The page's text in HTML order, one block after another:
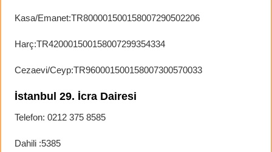
Kasa/Emanet:TR800001500158007290502206
Harç:TR420001500158007299354334
Cezaevi/Ceyp:TR960001500158007300570033
İstanbul 29. İcra Dairesi
Telefon: 0212 375 8585
Dahili :5385